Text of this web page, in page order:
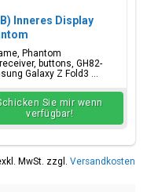
Inneres Display
26284A
Phantom
buttons, GH82-
Galaxy Z Fold3 ...
Sie mir wenn
verfügbar!
MwSt. zzgl. Versandkosten